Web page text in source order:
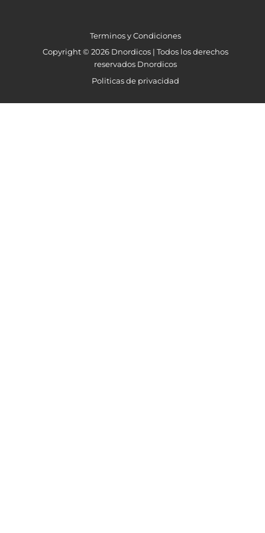
Terminos y Condiciones
Copyright © 2026 Dnordicos | Todos los derechos
reservados Dnordicos
Politicas de privacidad